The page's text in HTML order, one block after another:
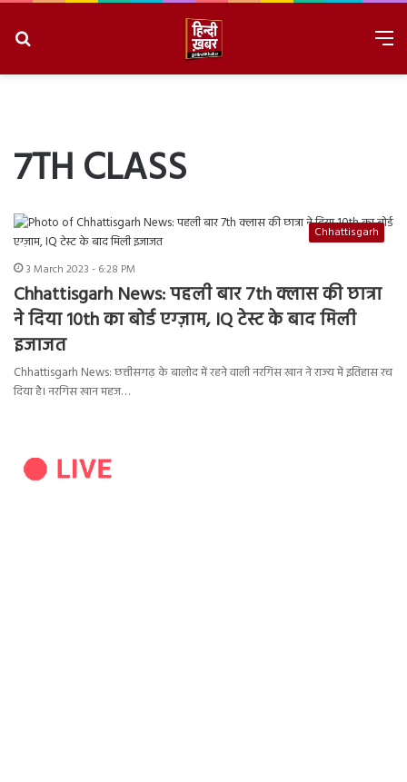
7TH CLASS
Chhattisgarh
3 March 2023 - 6:28 PM
Chhattisgarh News:पहली बार7thक्लास की छात्रा
ने दिया 10thका बोर्ड एग्ज़ाम, IQटेस्ट के बाद मिली
इजाजत
Chhattisgarh News: छत्तीसगढ़ के बालोद में रहने वाली नरगिस खान ने राज्य में इतिहास रच
दिया है। नरगिस खान महज…